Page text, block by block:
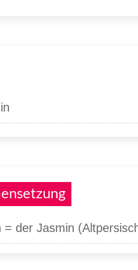
= der Jasmin